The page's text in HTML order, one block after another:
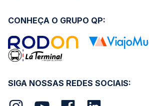
SIGA NOSSAS REDES SOCIAIS:
CONHEÇA O GRUPO QP: